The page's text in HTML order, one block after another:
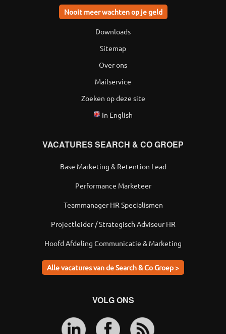
Nooit meer wachten op je geld
Downloads
Sitemap
Over ons
Mailservice
Zoeken op deze site
In English
VACATURES SEARCH & CO GROEP
Base Marketing & Retention Lead
Performance Marketeer
Teammanager HR Specialismen
Projectleider / Strategisch Adviseur HR
Hoofd Afdeling Communicatie & Marketing
Alle vacatures van de Search & Co Groep >
VOLG ONS